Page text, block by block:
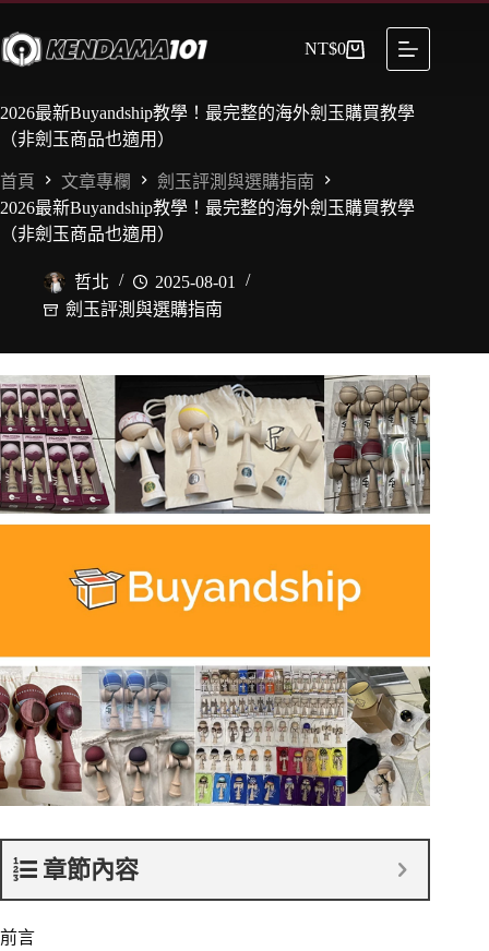
NT$0
2026最新Buyandship教學！最完整的海外劍玉購買教學
（非劍玉商品也適用）
首頁 文章專欄
劍玉評測與選購指南
2026最新Buyandship教學！最完整的海外劍玉購買教學
（非劍玉商品也適用）
哲北
2025-08-01
劍玉評測與選購指南
章節內容
前言